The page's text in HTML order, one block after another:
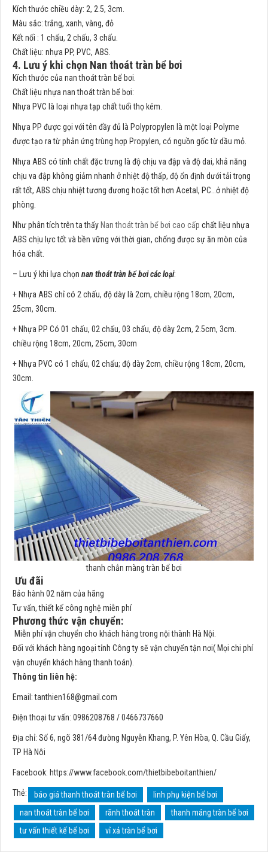
Kích thước chiều dày: 2, 2.5, 3cm.
Màu sắc: trắng, xanh, vàng, đỏ
Kết nối : 1 chấu, 2 chấu, 3 chấu.
Chất liệu: nhựa PP, PVC, ABS.
4. Lưu ý khi chọn Nan thoát tràn bể bơi
Kích thước của nan thoát tràn bể bơi.
Chất liệu nhựa nan thoát tràn bể bơi:
Nhựa PVC là loại nhựa tạp chất tuổi thọ kém.
Nhựa PP được gọi với tên đầy đủ là Polypropylen là một loại Polyme
được tạo ra từ phản ứng trùng hợp Propylen, có nguồn gốc từ dầu mỏ.
Nhựa ABS có tính chất đặc trưng là độ chịu va đập và độ dai, khả năng
chịu va đập không giảm nhanh ở nhiệt độ thấp, độ ổn định dưới tải trọng
rất tốt, ABS chịu nhiệt tương đương hoặc tốt hơn Acetal, PC…ở nhiệt độ
phòng.
Như phân tích trên ta thấyNan thoát tràn bể bơi cao cấp chất liệu nhựa
ABS chịu lực tốt và bền vững với thời gian, chống được sự ăn mòn của
hóa chất.
– Lưu ý khi lựa chọn nan thoát tràn bể bơi các loại:
+ Nhựa ABS chỉ có 2 chấu, độ dày là 2cm, chiều rộng 18cm, 20cm,
25cm, 30cm.
+ Nhựa PP Có 01 chấu, 02 chấu, 03 chấu, độ dày 2cm, 2.5cm, 3cm.
chiều rộng 18cm, 20cm, 25cm, 30cm
+ Nhựa PVC có 1 chấu, 02 chấu; độ dày 2cm, chiều rộng 18cm, 20cm,
30cm.
thanh chắn màng tràn bể bơi
Ưu đãi
Bảo hành 02 năm của hãng
Tư vấn, thiết kế công nghệ miễn phí
Phương thức vận chuyển:
Miễn phí vận chuyển cho khách hàng trong nội thành Hà Nội.
Đối với khách hàng ngoại tỉnh Công ty sẽ vận chuyển tận nơi( Mọi chi phí
vận chuyển khách hàng thanh toán).
Thông tin liên hệ:
Email:tanthien168@gmail.com
Điện thoại tư vấn: 0986208768 / 0466737660
Địa chỉ: Số 6, ngõ 381/64 đường Nguyễn Khang, P. Yên Hòa, Q. Cầu Giấy,
TP Hà Nôi
Facebook: https://www.facebook.com/thietbibeboitanthien/
Thẻ: báo giá thanh thoát tràn bể bơi
linh phụ kiện bể bơi
nan thoát tràn bể bơi
rãnh thoát tràn
thanh máng tràn bể bơi
tư vấn thiết kế bể bơi
vỉ xả tràn bể bơi